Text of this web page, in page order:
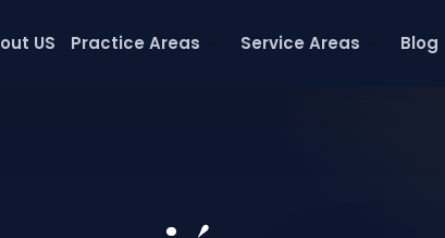
US Practice Areas Service Areas Blog